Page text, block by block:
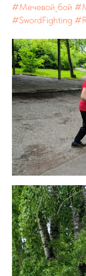
#Мечевой_бой
#SwordFighting